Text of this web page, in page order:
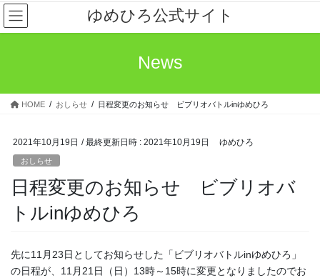
コ
ン
テ
ス
ナ
ビ
ゲ
ン
ゆめひろ公式サイト
News
HOME おしらせ 日程変更のお知らせ ビブリオバトルinゆめひろ
2021年10月19日 / 最終更新日時 : 2021年10月19日 ゆめひろ
おしらせ
日程変更のお知らせ ビブリオバ
トルinゆめひろ
先に11月23日としてお知らせした「ビブリオバトルinゆめひろ」
の日程が、11月21日（日）13時～15時に変更となりましたのでお